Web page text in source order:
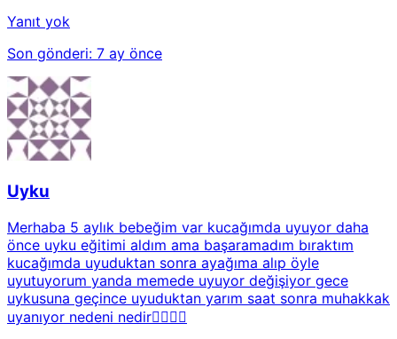
Yanıt yok
Son gönderi: 7 ay önce
Uyku
Merhaba 5 aylık bebeğim var kucağımda uyuyor daha
önce uyku eğitimi aldım ama başaramadım bıraktım
kucağımda uyuduktan sonra ayağıma alıp öyle
uyutuyorum yanda memede uyuyor değişiyor gece
uykusuna geçince uyuduktan yarım saat sonra muhakkak
uyanıyor nedeni nedir😮‍💨😮‍💨